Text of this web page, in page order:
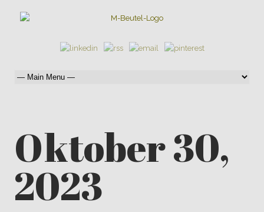
Oktober 30,
2023